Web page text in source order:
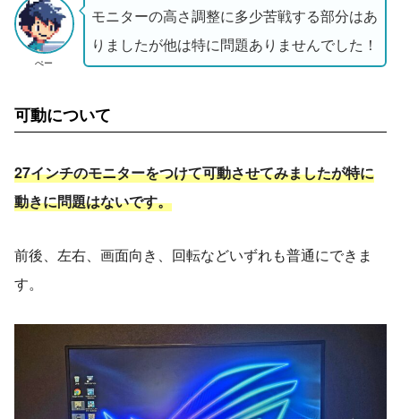
ぺー
モニターの高さ調整に多少苦戦する部分はあ
りましたが他は特に問題ありませんでした！
可動について
27インチのモニターをつけて可動させてみましたが特に
動きに問題はないです。
前後、左右、画面向き、回転などいずれも普通にできま
す。